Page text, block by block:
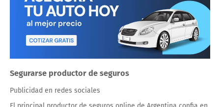
Segurarse productor de seguros
Publicidad en redes sociales